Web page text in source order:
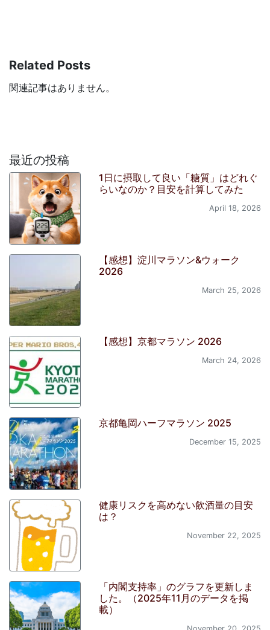
Related Posts
関連記事はありません。
最近の投稿
1日に摂取して良い「糖質」はどれぐ
らいなのか？目安を計算してみた
April 18, 2026
【感想】淀川マラソン&ウォーク
2026
March 25, 2026
【感想】京都マラソン 2026
March 24, 2026
京都亀岡ハーフマラソン 2025
December 15, 2025
健康リスクを高めない飲酒量の目安
は？
November 22, 2025
「内閣支持率」のグラフを更新しま
した。（2025年11月のデータを掲
載）